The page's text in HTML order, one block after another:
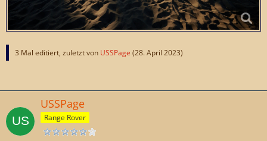
3 Mal editiert, zuletzt von USSPage (28. April 2023)
USSPage
Range Rover